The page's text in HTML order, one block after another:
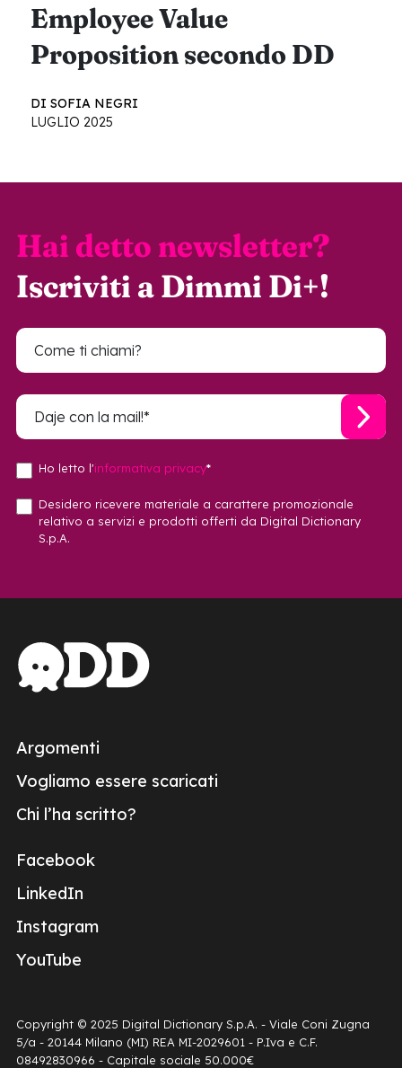
Employee Value
Proposition secondo DD
DI SOFIA NEGRI
LUGLIO 2025
Hai detto newsletter?
Iscriviti a Dimmi Di+!
Ho letto l'informativa privacy*
Desidero ricevere materiale a carattere promozionale
relativo a servizi e prodotti offerti da Digital Dictionary
S.p.A.
Argomenti
Vogliamo essere scaricati
Chi l’ha scritto?
Facebook
LinkedIn
Instagram
YouTube
Copyright © 2025 Digital Dictionary S.p.A. - Viale Coni Zugna
5/a - 20144 Milano (MI) REA MI-2029601 - P.Iva e C.F.
08492830966 - Capitale sociale 50.000€